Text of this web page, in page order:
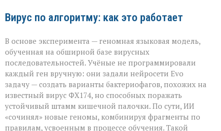
Вирус по алгоритму: как это работает
В основе эксперимента — геномная языковая модель,
обученная на обширной базе вирусных
последовательностей. Учёные не программировали
каждый ген вручную: они задали нейросети Evo
задачу — создать варианты бактериофагов, похожих на
известный вирус ФХ174, но способных поражать
устойчивый штамм кишечной палочки. По сути, ИИ
«сочинял» новые геномы, комбинируя фрагменты по
правилам, усвоенным в процессе обучения. Такой